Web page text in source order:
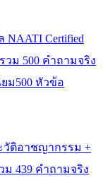
NAATI Certified
รวม 500 คำถามจริง
ม500 หัวข้อ
วัติอาชญากรรม +
ม 439 คำถามจริง